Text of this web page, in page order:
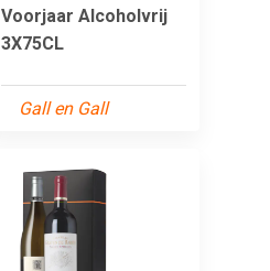
Voorjaar Alcoholvrij
3X75CL
Gall en Gall